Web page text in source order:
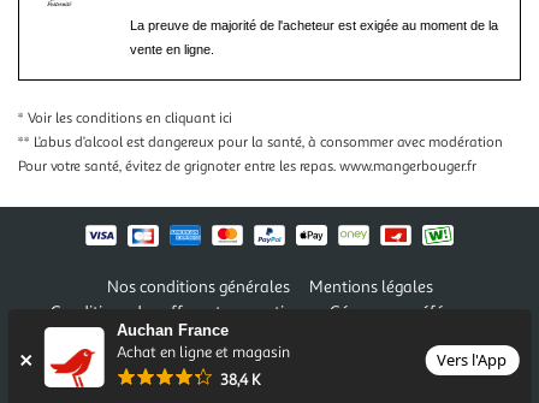
Auchan France
Achat en ligne et magasin
38,4 K
Vers l'App
La preuve de majorité de l'acheteur est exigée au moment de la
vente en ligne.
* Voir les conditions en cliquant ici
** L’abus d’alcool est dangereux pour la santé, à consommer avec modération
Pour votre santé, évitez de grignoter entre les repas. www.mangerbouger.fr
Nos conditions générales
Mentions légales
Conditions des offres et promotions
Gérer mes préférences
Politique de confidentialité
Auchan 2026 © Tous droits réservés